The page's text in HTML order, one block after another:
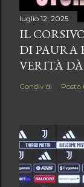
luglio 12, 2025
IL
DI PAURA
VERITÀ
Condividi